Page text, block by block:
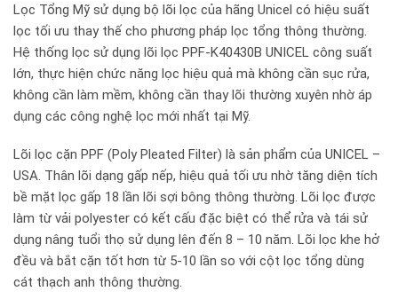
Lọc Tổng Mỹ sử dụng bộ lõi lọc của hãng Unicel có hiệu suất
lọc tối ưu thay thế cho phương pháp lọc tổng thông thường.
Hệ thống lọc sử dụng lõi lọc PPF-K40430B UNICEL công suất
lớn, thực hiện chức năng lọc hiệu quả mà không cần sục rửa,
không cần làm mềm, không cần thay lõi thường xuyên nhờ áp
dụng các công nghệ lọc mới nhất tại Mỹ.
Lõi lọc cặn PPF (Poly Pleated Filter) là sản phẩm của UNICEL –
USA. Thân lõi dạng gấp nếp, hiệu quả tối ưu nhờ tăng diện tích
bề mặt lọc gấp 18 lần lõi sợi bông thông thường. Lõi lọc được
làm từ vải polyester có kết cấu đặc biệt có thể rửa và tái sử
dụng nâng tuổi thọ sử dụng lên đến 8 – 10 năm. Lõi lọc khe hở
đều và bắt cặn tốt hơn từ 5-10 lần so với cột lọc tổng dùng
cát thạch anh thông thường.